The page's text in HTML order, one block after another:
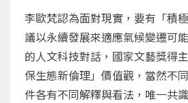
李歐梵認為面對現實，要有「積
議以永續發展來適應氣候變遷可
的人文科技對話，國家文藝獎得
保生態新倫理」價值觀，當然不
件各有不同解釋與看法，唯一共